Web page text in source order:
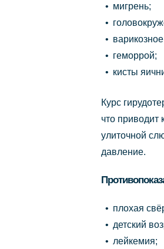
мигрень;
геморрой;
кисты
Курс
что приводит
улиточной
давление.
плохая
детский
лейкемия;